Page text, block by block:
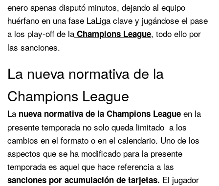
enero apenas disputó minutos, dejando al equipo
huérfano en una fase LaLiga clave y jugándose el pase
a los play-off de la Champions League, todo ello por
las sanciones.
La nueva normativa de la
Champions League
La nueva normativa de la Champions League en la
presente temporada no solo queda limitado a los
cambios en el formato o en el calendario. Uno de los
aspectos que se ha modificado para la presente
temporada es aquel que hace referencia a las
sanciones por acumulación de tarjetas. El jugador